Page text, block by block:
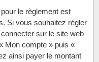
le règlement est
Si vous souhaitez régler
sur le site web
Mon compte » puis «
ainsi payer le montant
Saint-
Sport